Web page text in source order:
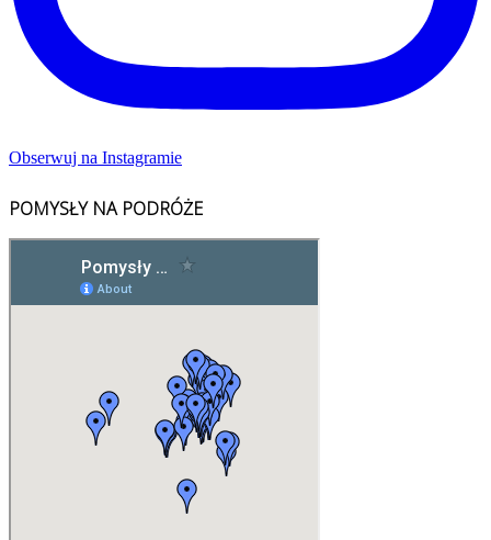
Obserwuj na Instagramie
POMYSŁY NA PODRÓŻE